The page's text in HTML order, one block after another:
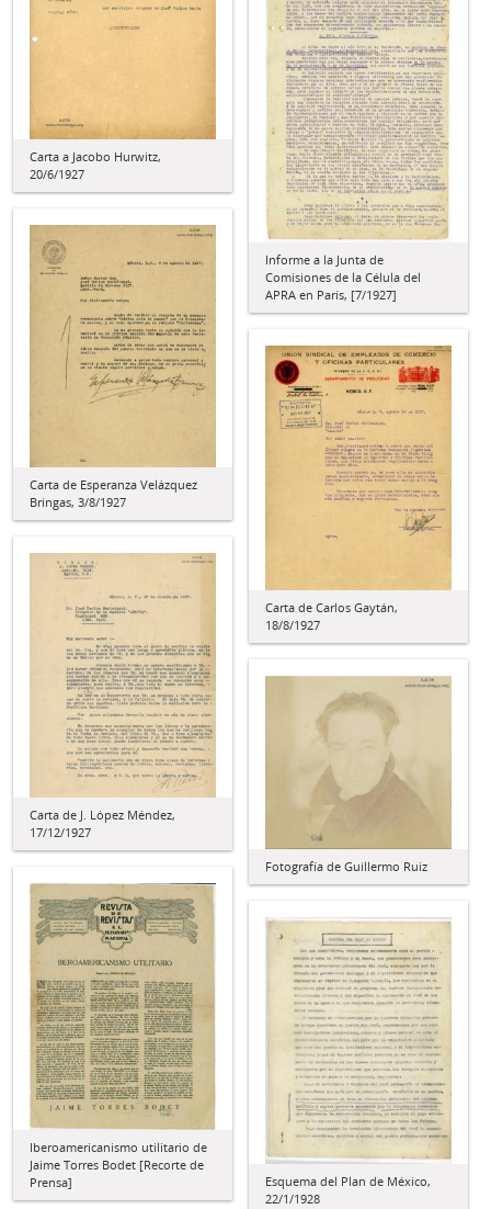
Carta a Jacobo Hurwitz,
20/6/1927
Informe a la Junta de
Comisiones de la Célula del
APRA en París, [7/1927]
Carta de Esperanza Velázquez
Bringas, 3/8/1927
Carta de Carlos Gaytán,
18/8/1927
Carta de J. López Méndez,
17/12/1927
Fotografía de Guillermo Ruiz
Iberoamericanismo utilitario de
Jaime Torres Bodet [Recorte de
Prensa]
Esquema del Plan de México,
22/1/1928